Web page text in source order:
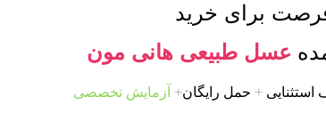
برای خرید
عسل طبیعی هانی مون
استثنایی + حمل رایگان+ آزمایش تخصصی